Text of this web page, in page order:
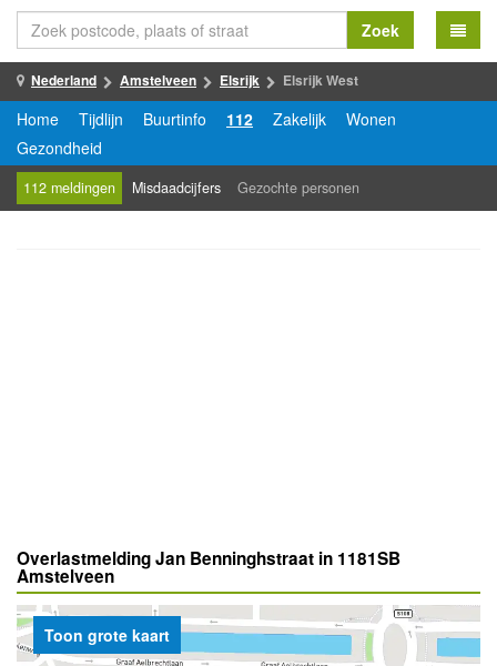
Zoek
Nederland Amstelveen Elsrijk Elsrijk West
Home Tijdlijn Buurtinfo 112 Zakelijk
Wonen
Gezondheid
112 meldingen Misdaadcijfers Gezochte personen
Overlastmelding Jan Benninghstraat in 1181SB
Amstelveen
Toon grote kaart